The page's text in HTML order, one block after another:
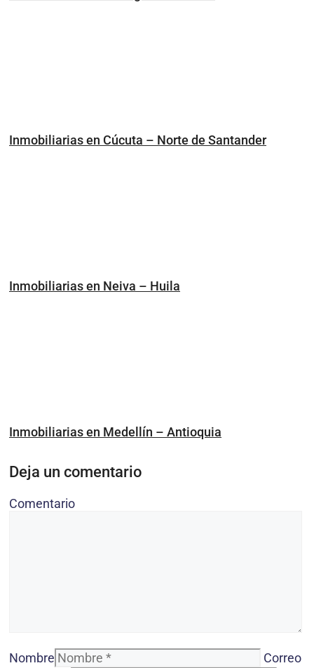
Inmobiliarias en Cúcuta – Norte de Santander
Inmobiliarias en Neiva – Huila
Inmobiliarias en Medellín – Antioquia
Deja un comentario
Comentario
Nombre
Correo